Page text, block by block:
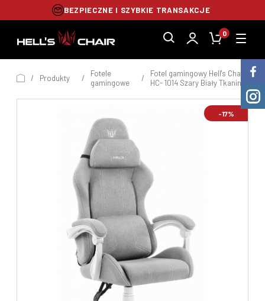
BŁYSKAWICZNA WYSYŁKA 24H
0
/ Produkty /
Fotele
gamingowe
/
Fotel gamingowy Hell's Chair
HC- 1014 Szary Biały Tkanina
-17%